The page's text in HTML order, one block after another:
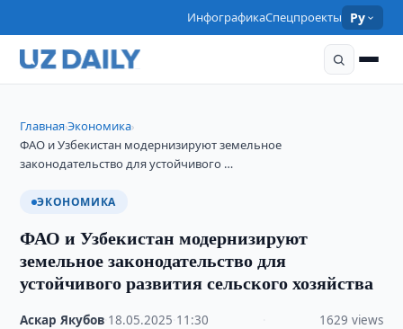
ИнфографикаСпецпроекты Ру
Главная›Экономика›
ФАО и Узбекистан модернизируют земельное
законодательство для устойчивого …
ЭКОНОМИКА
ФАО и Узбекистан модернизируют
земельное законодательство для
устойчивого развития сельского хозяйства
Аскар Якубов 18.05.2025 11:30 1629 views